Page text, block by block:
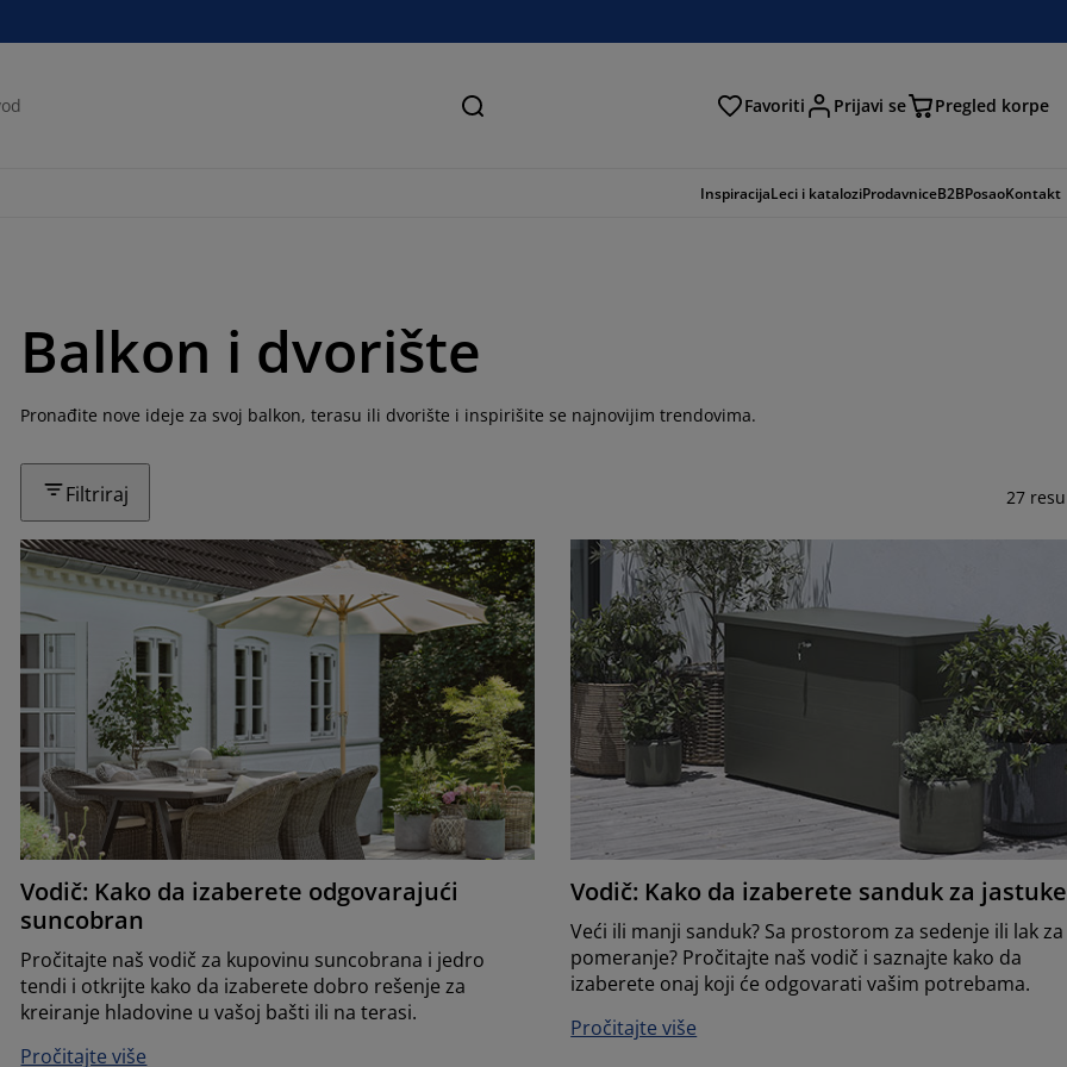
Pretraga Favoriti Prijavi se Pregled korpe
InspiracijaLeci i kataloziProdavniceB2BPosaoKontakt
Balkon i dvorište
Pronađite nove ideje za svoj balkon, terasu ili dvorište i inspirišite se najnovijim trendovima.
Filtriraj 27
Vodič: Kako da izaberete odgovarajući
suncobran
Pročitajte naš vodič za kupovinu suncobrana i jedro
tendi i otkrijte kako da izaberete dobro rešenje za
kreiranje hladovine u vašoj bašti ili na terasi.
Pročitajte više
Vodič: Kako da izaberete sanduk za
Veći ili manji sanduk? Sa prostorom za sedenje ili lak za
pomeranje? Pročitajte naš vodič i saznajte kako da
izaberete onaj koji će odgovarati vašim potrebama.
Pročitajte više